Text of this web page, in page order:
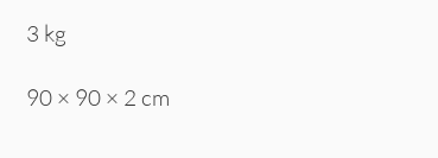
3 kg
90 × 90 × 2 cm